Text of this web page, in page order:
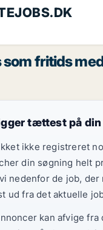
som fritids
tættest på
ikke registreret
din søgning helt
nedenfor de job, der
ud fra det aktuelle
kan afvige fra